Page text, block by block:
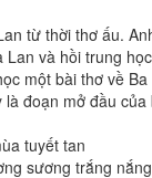
từ thời thơ ấu.
Lan và hồi trung học
một bài thơ về
đoạn mở đầu của
tuyết tan
sương trắng